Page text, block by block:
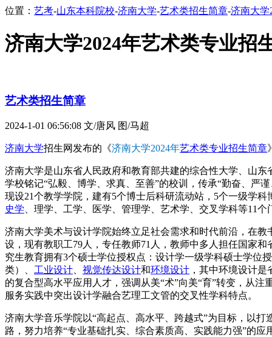
位置： 艺考-山东本科院校-济南大学-艺术类招生简章-济南大学
济南大学2024年艺术类专业招
艺术类招生简章
2024-1-01 06:56:08 文/唐风 图/马超
济南大学招生网发布的《济南大学2024年艺术类专业招生简章
济南大学是山东省人民政府和教育部共建的综合性大学、山
学校铭记“弘毅、博学、求真、至善”的校训，传承“勤奋、严
现设21个教学学院，建有5个博士后科研流动站，5个一级学
史学 、理学、工学、医学、管理学、艺术学、交叉学科等11
济南大学美术与设计学院始终立足社会需求和时代前沿，在
设，现有教职工79人，专任教师71人，教师中多人担任国家
究生教育拥有3个硕士学位授权点：设计学一级学科硕士学位
类）、 工业设计 视觉传达设计和环境设计 ，其中环境设计
的复合型高水平应用人才，强调从美“术”向美“育”转变，从
服务实践中突出设计学融合艺理工文管的交叉性学科特点。
济南大学音乐学院以“高起点、高水平、跨越式”为目标，以
路，努力培养“专业基础扎实、综合素质高、实践能力强”的